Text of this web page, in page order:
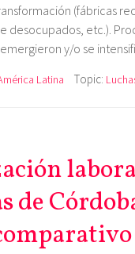
(fábricas
desocupados, etc.).
y/o se
Latina Topic:
de